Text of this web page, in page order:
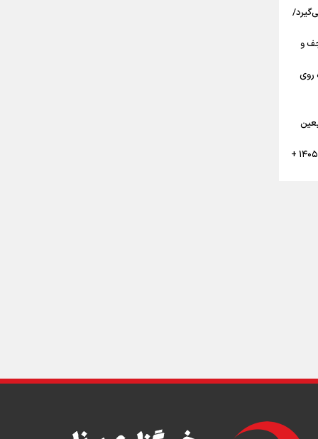
تا نجف و
روی
تقویم پیاده روی نجف به کربلا اربعین ۱۴۰۵ +